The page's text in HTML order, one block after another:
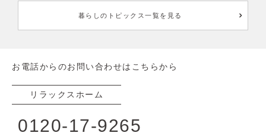
暮らしのトピックス一覧を見る
お電話からのお問い合わせはこちらから
リラックスホーム
0120-17-9265